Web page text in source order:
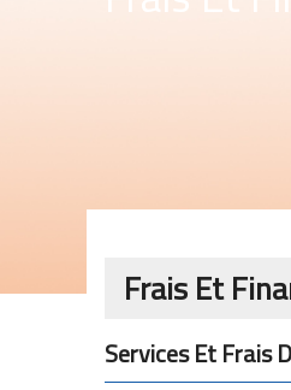
Frais Et
Services Et Frais